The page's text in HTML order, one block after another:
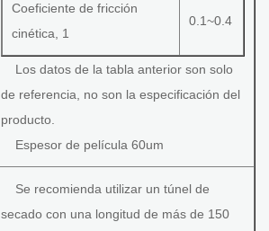
Coeficiente de fricción
cinética, 1
0.1~0.4
Los datos de la tabla anterior son solo
de referencia, no son la especificación del
producto.
Espesor de película 60um
Se recomienda utilizar un túnel de
secado con una longitud de más de 150